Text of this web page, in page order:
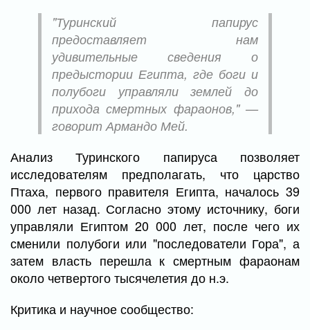
"Туринский папирус
предоставляет нам
удивительные сведения о
предыстории Египта, где боги и
полубоги управляли землей до
прихода смертных фараонов," —
говорит Армандо Мей.
Анализ Туринского папируса позволяет
исследователям предполагать, что царство
Птаха, первого правителя Египта, началось 39
000 лет назад. Согласно этому источнику, боги
управляли Египтом 20 000 лет, после чего их
сменили полубоги или "последователи Гора", а
затем власть перешла к смертным фараонам
около четвертого тысячелетия до н.э.
Критика и научное сообщество: